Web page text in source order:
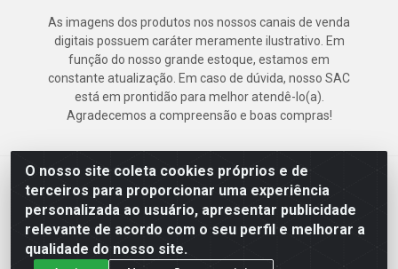
O nosso site coleta cookies próprios e de
terceiros para proporcionar uma experiência
personalizada ao usuário, apresentar publicidade
relevante de acordo com o seu perfil e melhorar a
qualidade do nosso site.
As imagens dos produtos nos nossos canais de venda
digitais possuem caráter meramente ilustrativo. Em
função do nosso grande estoque, estamos em
constante atualização. Em caso de dúvida, nosso SAC
está em prontidão para melhor atendê-lo(a).
Agradecemos a compreensão e boas compras!
Deskontão Atacado - Av. Marechal Mascarenhas de Morais, 2471 -
Imbiribeira - Recife/PE - CEP 51.150-001 - CNPJ 24.150.377/0003-
57